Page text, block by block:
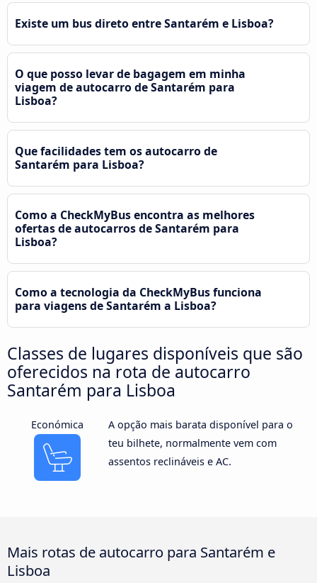
Existe um bus direto entre Santarém e Lisboa?
O que posso levar de bagagem em minha
viagem de autocarro de Santarém para
Lisboa?
Que facilidades tem os autocarro de
Santarém para Lisboa?
Como a CheckMyBus encontra as melhores
ofertas de autocarros de Santarém para
Lisboa?
Como a tecnologia da CheckMyBus funciona
para viagens de Santarém a Lisboa?
Classes de lugares disponíveis que são
oferecidos na rota de autocarro
Santarém para Lisboa
Económica
A opção mais barata disponível para o
teu bilhete, normalmente vem com
assentos reclináveis e AC.
Mais rotas de autocarro para Santarém e
Lisboa